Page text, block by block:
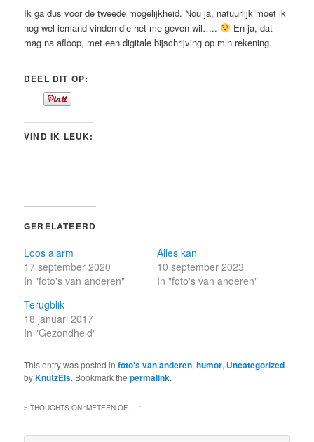
Ik ga dus voor de tweede mogelijkheid. Nou ja, natuurlijk moet ik
nog wel iemand vinden die het me geven wil…..
En ja, dat
mag na afloop, met een digitale bijschrijving op m’n rekening.
DEEL DIT OP:
VIND IK LEUK:
GERELATEERD
Loos alarm
17 september 2020
In "foto's van anderen"
Alles kan
10 september 2023
In "foto's van anderen"
Terugblik
18 januari 2017
In "Gezondheid"
This entry was posted infoto's van anderen,humor, Uncategorized
byKnutzEls. Bookmark thepermalink.
5 THOUGHTS ON “METEEN OF ….”